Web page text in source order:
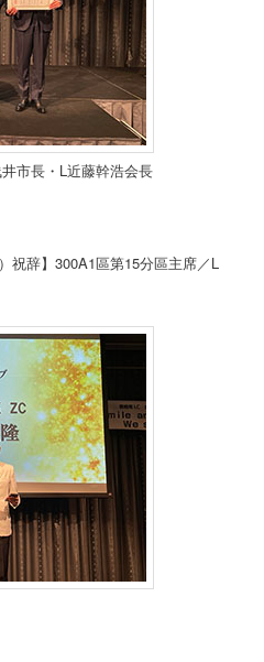
市長・L近藤幹浩会長
祝辞】300A1區第15分區主席／L